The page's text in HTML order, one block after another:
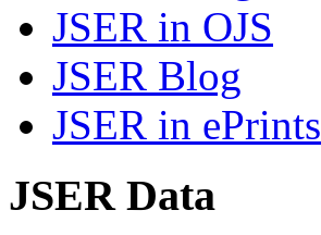
JSER in OJS
JSER Blog
JSER in ePrints
JSER Data